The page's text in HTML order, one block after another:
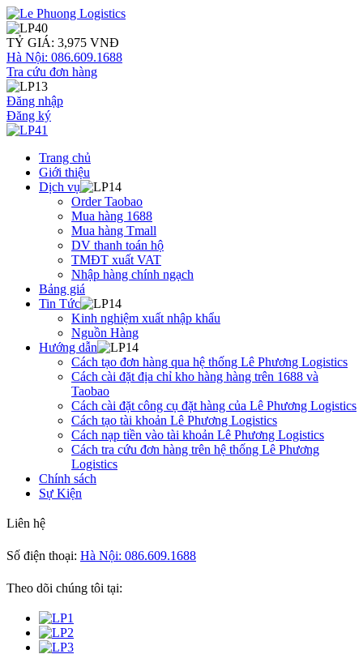
TỶ GIÁ: 3,975 VNĐ
Hà Nội: 086.609.1688
Tra cứu đơn hàng
Đăng nhập
Đăng ký
Trang chủ
Giới thiệu
Dịch vụ
Order Taobao
Mua hàng 1688
Mua hàng Tmall
DV thanh toán hộ
TMĐT xuất VAT
Nhập hàng chính ngạch
Bảng giá
Tin Tức
Kinh nghiệm xuất nhập khẩu
Nguồn Hàng
Hướng dẫn
Cách tạo đơn hàng qua hệ thống Lê Phương Logistics
Cách cài đặt địa chỉ kho hàng hàng trên 1688 và
Taobao
Cách cài đặt công cụ đặt hàng của Lê Phương Logistics
Cách tạo tài khoản Lê Phương Logistics
Cách nạp tiền vào tài khoản Lê Phương Logistics
Cách tra cứu đơn hàng trên hệ thống Lê Phương
Logistics
Chính sách
Sự Kiện
Liên hệ
Số điện thoại: Hà Nội: 086.609.1688
Theo dõi chúng tôi tại: